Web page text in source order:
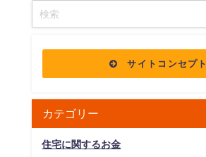
サイトコンセプト
カテゴリー
住宅に関するお金